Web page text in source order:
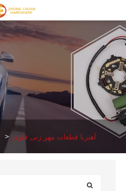
آهنربا قطعات مهر زنی فلزی